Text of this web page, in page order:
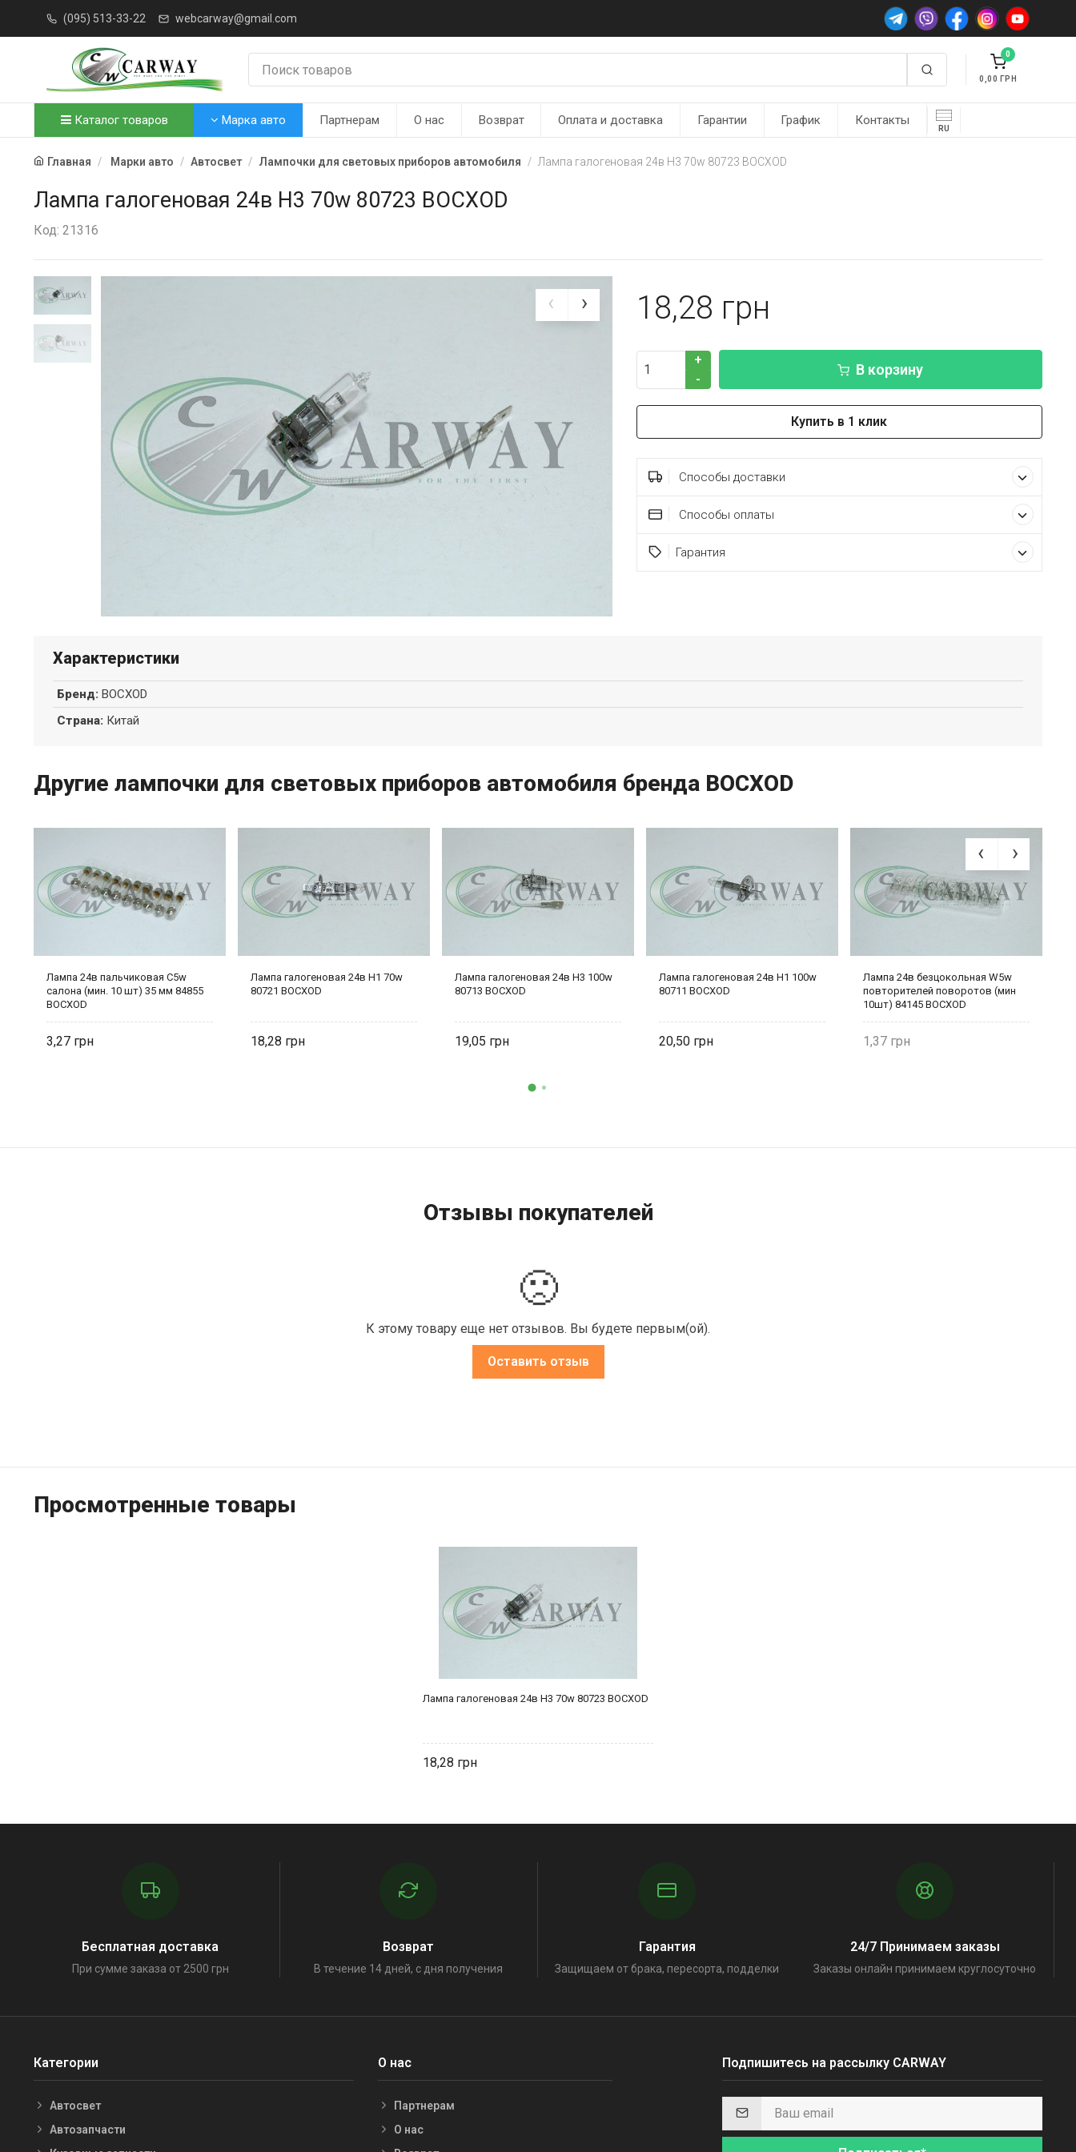
(095) 513-33-22 webcarway@gmail.com
0
0,00
Каталог товаров Марка авто Партнерам О нас Возврат Оплата и доставка Гарантии График Контакты
RU
Главная Марки авто Автосвет Лампочки для световых приборов автомобиля Лампа галогеновая 24в Н3 70w 80723 BOCXOD
Лампа галогеновая 24в Н3 70w 80723 BOCXOD
Код: 21316
18,28
+
-
В корзину
Купить в 1 клик
Способы доставки
Способы оплаты
Гарантия
Характеристики
Бренд: BOCXOD
Страна: Китай
Другие лампочки для световых приборов автомобиля бренда BOCXOD
Лампа 24в пальчиковая C5w
салона (мин. 10 шт) 35 мм 84855
BOCXOD
3,27
Лампа галогеновая 24в Н1 70w
80721 BOCXOD
18,28
Лампа галогеновая 24в Н3 100w
80713 BOCXOD
19,05
Лампа галогеновая 24в Н1 100w
80711 BOCXOD
20,50
Лампа 24в безцокольная W5w
повторителей поворотов (мин
10шт) 84145 BOCXOD
1,37
Отзывы покупателей
🙁
К этому товару еще нет отзывов. Вы будете первым(ой).
Оставить отзыв
Просмотренные товары
Лампа галогеновая 24в Н3 70w 80723 BOCXOD
18,28
Бесплатная доставка
При сумме заказа от 2500 грн
Возврат
В течение 14 дней, с дня получения
Гарантия
Защищаем от брака, пересорта, подделки
24/7 Принимаем заказы
Заказы онлайн принимаем круглосуточно
Категории
Автосвет
Автозапчасти
О нас
Партнерам
О нас
Подпишитесь на рассылку CARWAY